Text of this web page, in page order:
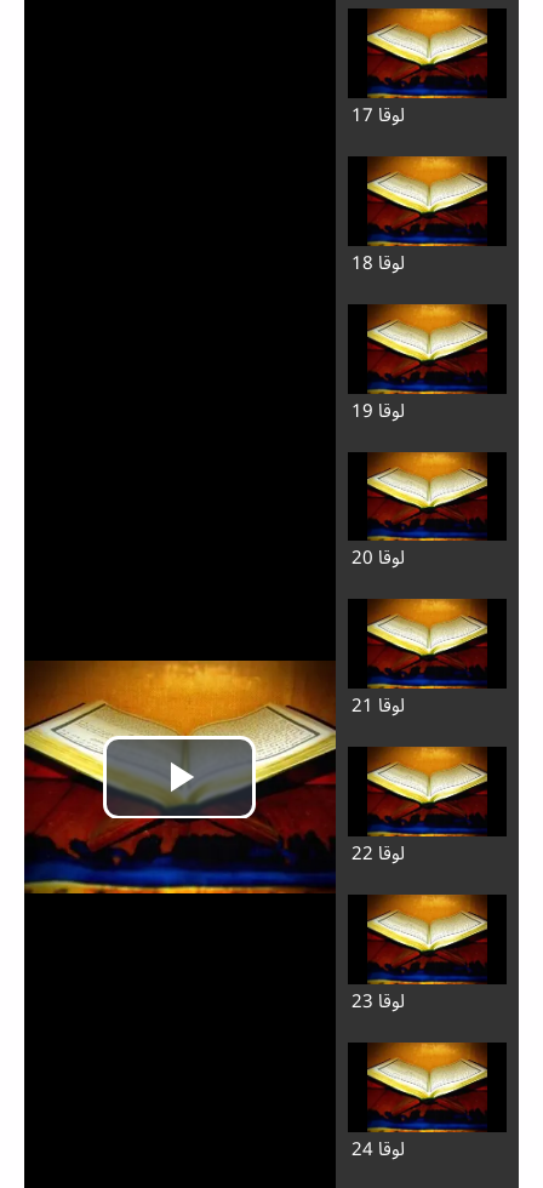
لوقا 17
لوقا 18
لوقا 19
لوقا 20
لوقا 21
لوقا 22
لوقا 23
لوقا 24